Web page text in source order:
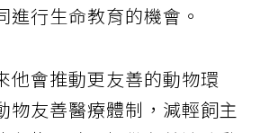
進行生命教育的機會。
他會推動更友善的動物環
物友善醫療體制，減輕飼主